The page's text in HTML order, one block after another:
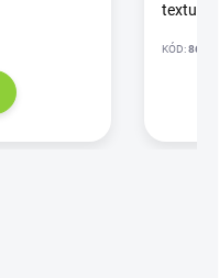
textur
KÓD: